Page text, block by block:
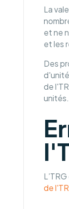
La
et ne
et les
Des
de
unités.
de